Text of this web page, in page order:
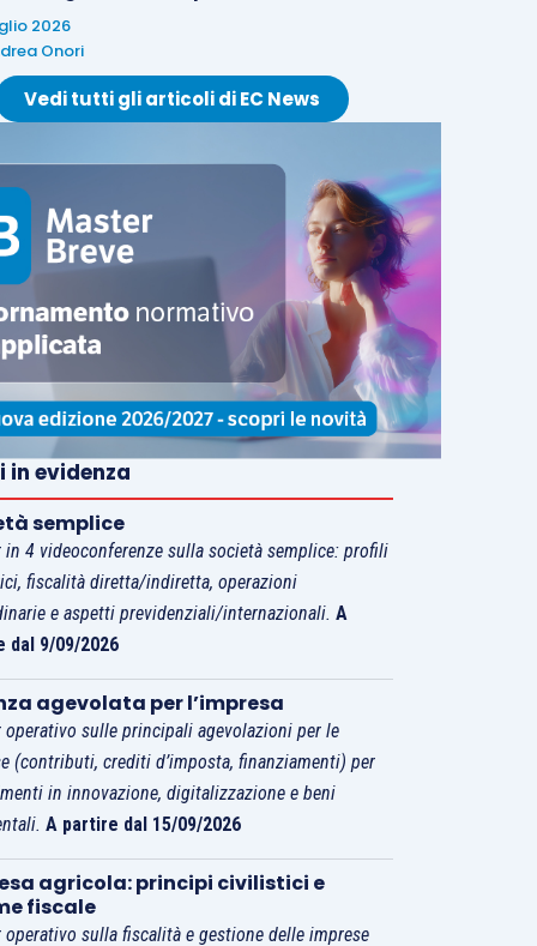
2026
Onori
Vedi tutti gli articoli di EC News
in evidenza
semplice
in 4 videoconferenze sulla società semplice: profili
fiscalità diretta/indiretta, operazioni
e aspetti previdenziali/internazionali.A
dal 9/09/2026
agevolata per l’impresa
operativo sulle principali agevolazioni per le
(contributi, crediti d’imposta, finanziamenti) per
in innovazione, digitalizzazione e beni
A partire dal 15/09/2026
agricola: principi civilistici e
fiscale
operativo sulla fiscalità e gestione delle imprese